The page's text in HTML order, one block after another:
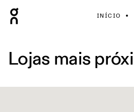
INÍCIO
Lojas mais